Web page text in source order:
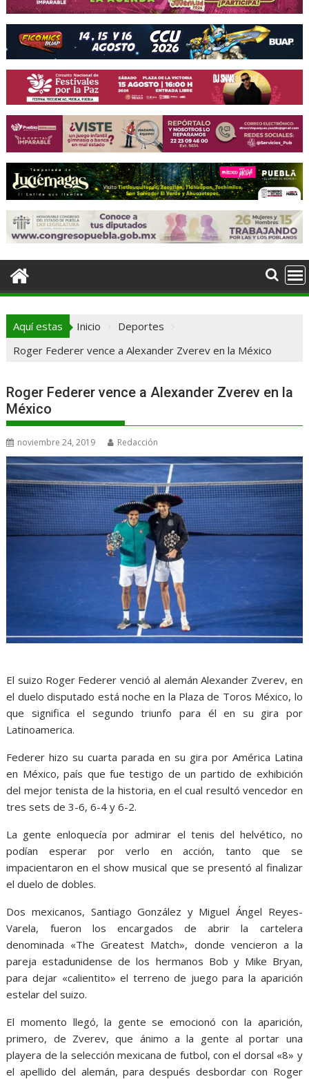
Aquí estas Inicio
Deportes
Roger Federer vence a Alexander Zverev en la México
Roger Federer vence a Alexander Zverev en la
México
noviembre 24, 2019 Redacción
El suizo Roger Federer venció al alemán Alexander Zverev, en
el duelo disputado está noche en la Plaza de Toros México, lo
que significa el segundo triunfo para él en su gira por
Latinoamerica.
Federer hizo su cuarta parada en su gira por América Latina
en México, país que fue testigo de un partido de exhibición
del mejor tenista de la historia, en el cual resultó vencedor en
tres sets de 3-6, 6-4 y 6-2.
La gente enloquecía por admirar el tenis del helvético, no
podían esperar por verlo en acción, tanto que se
impacientaron en el show musical que se presentó al finalizar
el duelo de dobles.
Dos mexicanos, Santiago González y Miguel Ángel Reyes-
Varela, fueron los encargados de abrir la cartelera
denominada «The Greatest Match», donde vencieron a la
pareja estadunidense de los hermanos Bob y Mike Bryan,
para dejar «calientito» el terreno de juego para la aparición
estelar del suizo.
El momento llegó, la gente se emocionó con la aparición,
primero, de Zverev, que ánimo a la gente al portar una
playera de la selección mexicana de futbol, con el dorsal «8» y
el apellido del alemán, para después desbordar con Roger